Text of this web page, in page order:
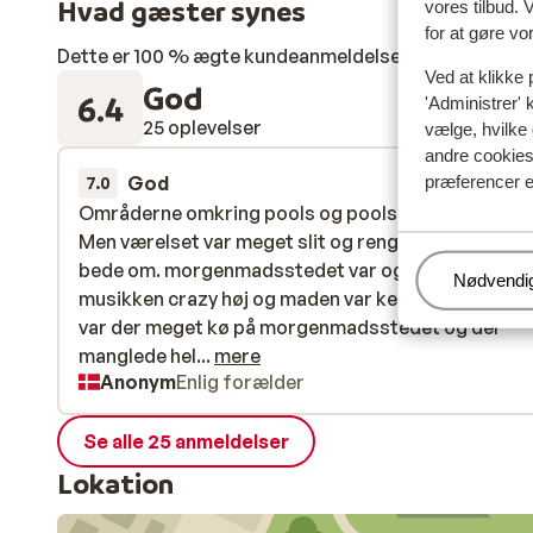
vores tilbud.
for at gøre
Ved at klikke
'Administrer'
vælge, hvilke
andre
præferencer
Hvad gæster synes
Dette er 100 % ægte kundeanmeldelser, der ærligt
6.4 God
25 oplevelser
7.0 God
for 2 uger
Områderne omkring pools og pools er fantastiske.
Men værelset var meget slit og rengøring måtte jeg
bede om. morgenmadsstedet var også ret slit,
musikken crazy høj og maden var kedelig.
var der meget kø på morgenmadsstedet og der
manglede hele tiden tallerkner og kopper.
Områderne omkring pools og pools er fantastiske.
Men værelset var meget slit og rengøring måtte jeg
bede om. morgenmadsstedet var også ret slit,
musikken crazy høj og maden var kedelig.
var der meget kø på morgenmadsstedet og der
manglede hel... mere
AnonymEnlig forælder
Se alle 25 anmeldelser
Lokation